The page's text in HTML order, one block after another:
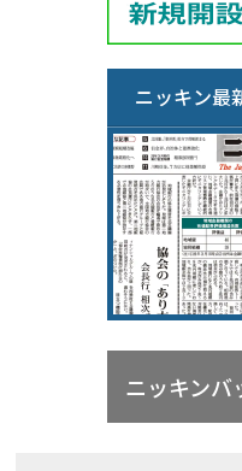
ニッキン最
ニッキンバ